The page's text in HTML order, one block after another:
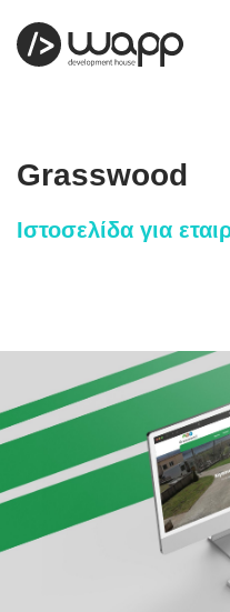
03 έργα
Αρχ. Μακαρίου 14, 45221,
Grasswood
Ιστοσελίδα για